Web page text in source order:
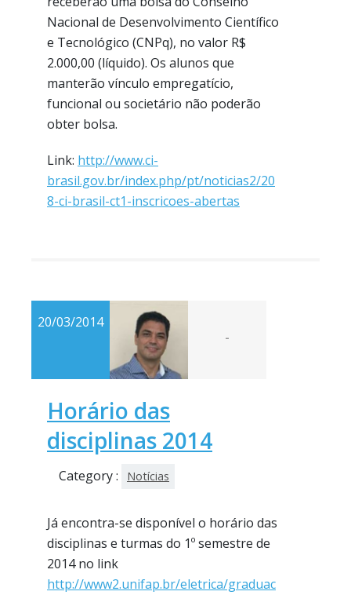
Nacional de Desenvolvimento Científico
e Tecnológico (CNPq), no valor R$
2.000,00 (líquido). Os alunos que
manterão vínculo empregatício,
funcional ou societário não poderão
obter bolsa.
Link: http://www.ci-
brasil.gov.br/index.php/pt/noticias2/20
8-ci-brasil-ct1-inscricoes-abertas
20/03/2014
-
Horário das
disciplinas 2014
Category : Notícias
Já encontra-se disponível o horário das
disciplinas e turmas do 1º semestre de
2014 no link
http://www2.unifap.br/eletrica/graduac